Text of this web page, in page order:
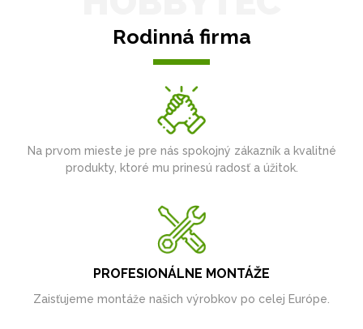
Rodinná firma
Na prvom mieste je pre nás spokojný zákazník a kvalitné
produkty, ktoré mu prinesú radosť a úžitok.
PROFESIONÁLNE MONTÁŽE
Zaisťujeme montáže našich výrobkov po celej Európe.